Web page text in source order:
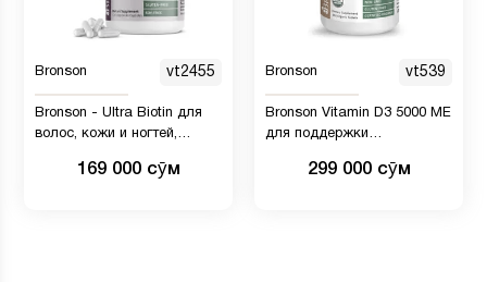
Bronson vt2455
Bronson - Ultra Biotin для
волос, кожи и ногтей,
169 000 сӯм
Bronson vt539
Bronson Vitamin D3 5000 МЕ
для поддержки
функции мышц и здоровья
299 000 сӯм